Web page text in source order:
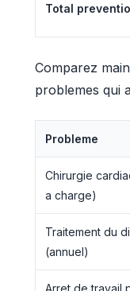
Total
Comparez
problemes qui
Probleme
Chirurgie
a charge)
Traitement du
(annuel)
Arret de travail